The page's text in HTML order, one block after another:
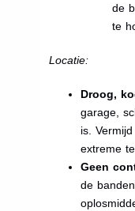
de
te
Locatie:
Droog,
garage,
is.
extreme
Geen
de